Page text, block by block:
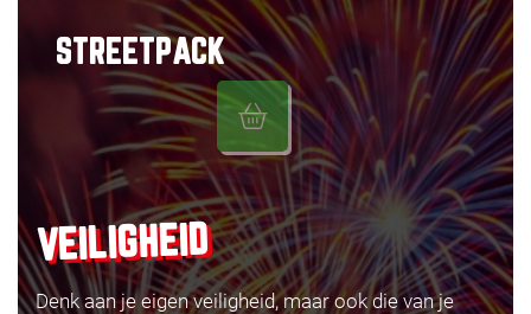
STREETPACK
VEILIGHEID
Denk aan je eigen veiligheid, maar ook die van je